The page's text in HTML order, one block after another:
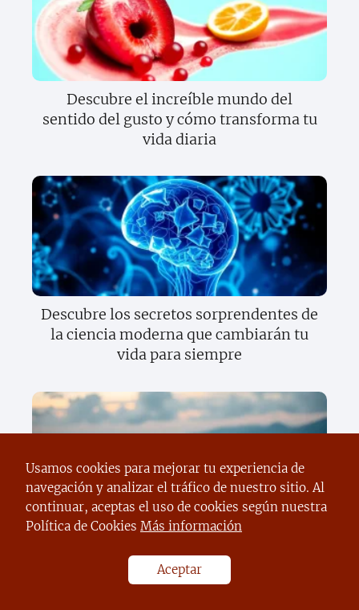
Descubre el increíble mundo del
sentido del gusto y cómo transforma tu
vida diaria
Descubre los secretos sorprendentes de
la ciencia moderna que cambiarán tu
vida para siempre
Descubre el sorprendente poder del
de ver el mundo
Usamos cookies para mejorar tu experiencia de
navegación y analizar el tráfico de nuestro sitio. Al
continuar, aceptas el uso de cookies según nuestra
Política de Cookies Más información
Aceptar